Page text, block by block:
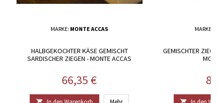
MARKE: MONTE ACCAS
HALBGEKOCHTER KÄSE GEMISCHT
SARDISCHER ZIEGEN - MONTE ACCAS
Preis
66,35 €
MARKE:
GEMISCHTER